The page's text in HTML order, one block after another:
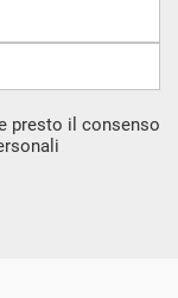
presto il consenso